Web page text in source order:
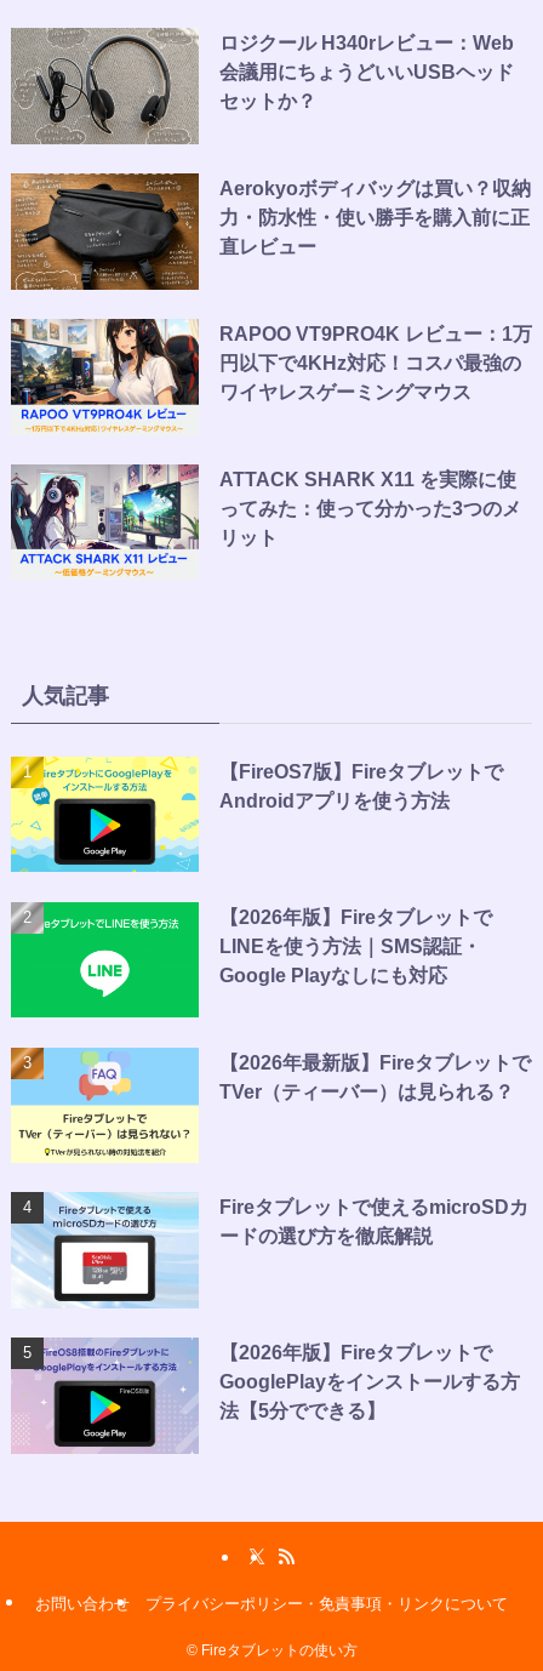
ロジクール H340rレビュー：Web
会議用にちょうどいいUSBヘッド
セットか？
Aerokyoボディバッグは買い？収納
力・防水性・使い勝手を購入前に正
直レビュー
RAPOO VT9PRO4K レビュー：1万
円以下で4KHz対応！コスパ最強の
ワイヤレスゲーミングマウス
ATTACK SHARK X11 を実際に使
ってみた：使って分かった3つのメ
リット
人気記事
【FireOS7版】Fireタブレットで
Androidアプリを使う方法
【2026年版】Fireタブレットで
LINEを使う方法｜SMS認証・
Google Playなしにも対応
【2026年最新版】Fireタブレットで
TVer（ティーバー）は見られる？
Fireタブレットで使えるmicroSDカ
ードの選び方を徹底解説
【2026年版】Fireタブレットで
GooglePlayをインストールする方
法【5分でできる】
お問い合わせ プライバシーポリシー・免責事項・リンクについて
©Fireタブレットの使い方